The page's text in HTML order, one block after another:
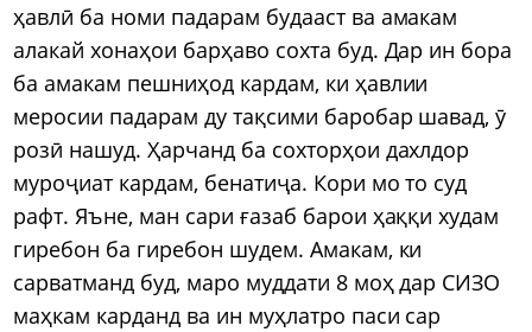
ҳавлӣ ба номи падарам будааст ва амакам
алакай хонаҳои барҳаво сохта буд. Дар ин бора
ба амакам пешниҳод кардам, ки ҳавлии
меросии падарам ду тақсими баробар шавад, ӯ
розӣ нашуд. Ҳарчанд ба сохторҳои дахлдор
муроҷиат кардам, бенатиҷа. Кори мо то суд
рафт. Яъне, ман сари ғазаб барои ҳаққи худам
гиребон ба гиребон шудем. Амакам, ки
сарватманд буд, маро муддати 8 моҳ дар СИЗО
маҳкам карданд ва ин муҳлатро паси сар